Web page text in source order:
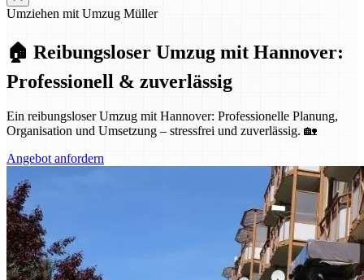
Umziehen mit Umzug Müller
🏠 Reibungsloser Umzug mit Hannover:
Professionell & zuverlässig
Ein reibungsloser Umzug mit Hannover: Professionelle Planung,
Organisation und Umsetzung – stressfrei und zuverlässig. 🏡
Angebot anfordern